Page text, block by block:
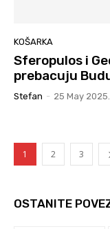
KOŠARKA
Sferopulos i
prebacuju
Stefan - 25 May 2025.
1 2 3
OSTANITE